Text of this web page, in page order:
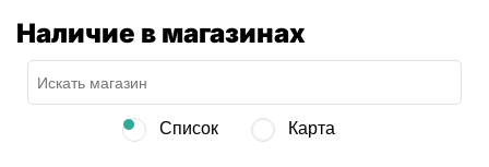
Наличие в магазинах
Список Карта